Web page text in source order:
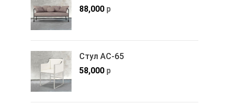
88,000 р
Стул АС-65
58,000 р